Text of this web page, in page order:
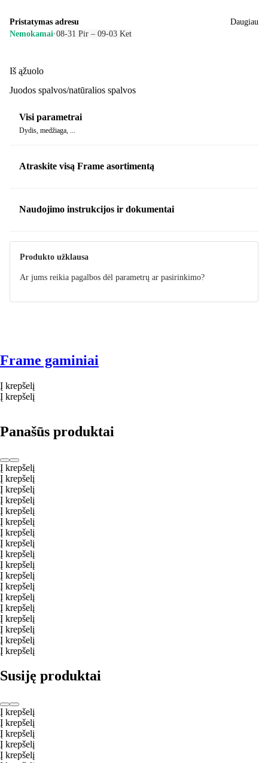
Pristatymas adresu
Nemokamai·08‑31 Pir – 09‑03 Ket
Daugiau
Iš ąžuolo
Juodos spalvos/natūralios spalvos
Visi parametrai
Dydis, medžiaga, ...
Atraskite visą Frame asortimentą
Naudojimo instrukcijos ir dokumentai
Produkto užklausa
Ar jums reikia pagalbos dėl parametrų ar pasirinkimo?
Frame gaminiai
Į krepšelį
Į krepšelį
Panašūs produktai
Į krepšelį
Į krepšelį
Į krepšelį
Į krepšelį
Į krepšelį
Į krepšelį
Į krepšelį
Į krepšelį
Į krepšelį
Į krepšelį
Į krepšelį
Į krepšelį
Į krepšelį
Į krepšelį
Į krepšelį
Į krepšelį
Į krepšelį
Į krepšelį
Susiję produktai
Į krepšelį
Į krepšelį
Į krepšelį
Į krepšelį
Į krepšelį